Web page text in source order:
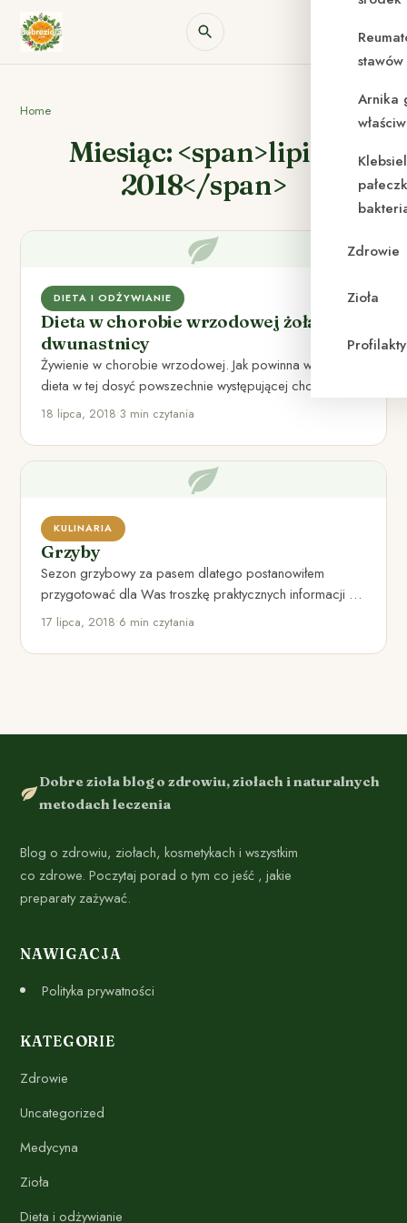
Arnika
Zdrowie
Zioła
Home
Miesiąc: <span>lipiec
2018</span>
DIETA I ODŻYWIANIE
Dieta w chorobie wrzodowej żołądka i
dwunastnicy
Żywienie w chorobie wrzodowej. Jak powinna wyglądać
dieta w tej dosyć powszechnie występującej chorobie ?
Choroba wrzodowa żołądka…
18 lipca, 2018•3 min czytania
KULINARIA
Grzyby
Sezon grzybowy za pasem dlatego postanowiłem
przygotować dla Was troszkę praktycznych informacji na
ten temat. Grzyby budziły zainteresowanie…
17 lipca, 2018•6 min czytania
Dobre zioła blog o zdrowiu, ziołach i naturalnych
metodach leczenia
Blog o zdrowiu, ziołach, kosmetykach i wszystkim
co zdrowe. Poczytaj porad o tym co jeść , jakie
preparaty zażywać.
NAWIGACJA
Polityka prywatności
KATEGORIE
Zdrowie
Uncategorized
Medycyna
Zioła
Dieta i odżywianie